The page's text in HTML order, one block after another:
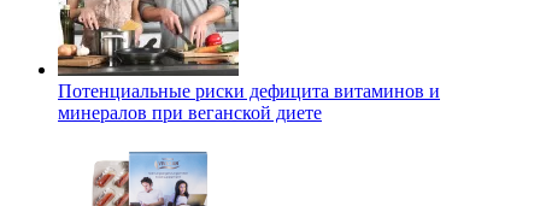
Потенциальные риски дефицита витаминов и
минералов при веганской диете